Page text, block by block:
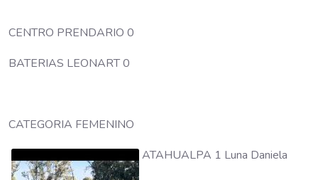
CENTRO PRENDARIO 0
BATERIAS LEONART 0
CATEGORIA FEMENINO
ATAHUALPA 1 Luna Daniela